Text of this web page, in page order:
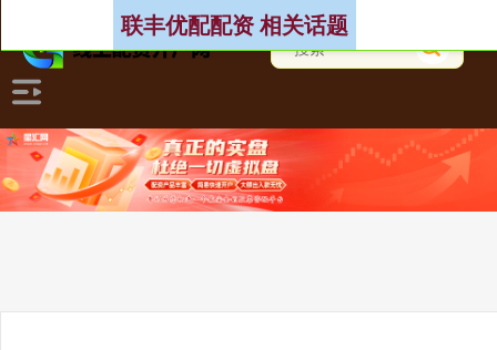
联丰优配配资 相关话题